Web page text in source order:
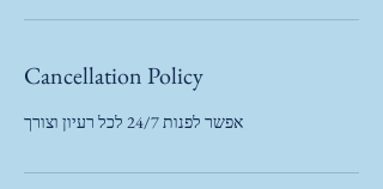
Cancellation Policy
אפשר לפנות 24/7 לכל רעיון וצורך